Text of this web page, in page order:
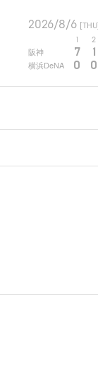
2026/8/6 [THU]
2
阪神 7 1
横浜DeNA 0 0